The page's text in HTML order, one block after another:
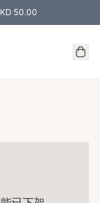
50.00
方式 )